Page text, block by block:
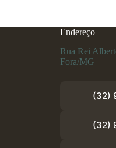
Endereço
Rua Rei
Fora/MG
(32)
(32)